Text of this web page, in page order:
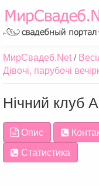
МирСвадеб.Net
Дівочі, парубочі
Нічний клуб
Опис
Статистика